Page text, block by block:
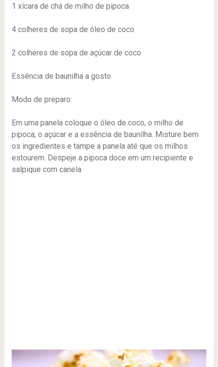
1 xícara de chá de milho de pipoca
4 colheres de sopa de óleo de coco
2 colheres de sopa de açúcar de coco
Essência de baunilha a gosto
Modo de preparo:
Em uma panela coloque o óleo de coco, o milho de
pipoca, o açúcar e a essência de baunilha. Misture bem
os ingredientes e tampe a panela até que os milhos
estourem. Despeje a pipoca doce em um recipiente e
salpique com canela.